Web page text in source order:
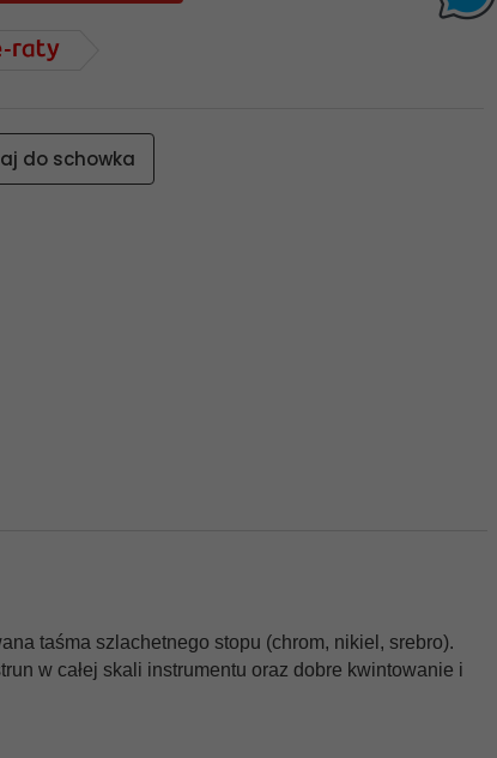
do schowka
taśma szlachetnego stopu (chrom, nikiel, srebro).
w całej skali instrumentu oraz dobre kwintowanie i